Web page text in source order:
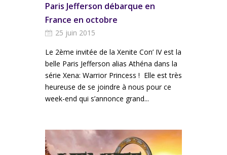
Paris Jefferson débarque en
France en octobre
25 juin 2015
Le 2ème invitée de la Xenite Con’ IV est la
belle Paris Jefferson alias Athéna dans la
série Xena: Warrior Princess ! Elle est très
heureuse de se joindre à nous pour ce
week-end qui s’annonce grand...